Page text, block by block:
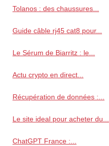
Tolanos : des chaussures...
Guide câble rj45 cat8 pour...
Le Sérum de Biarritz : le...
Actu crypto en direct...
Récupération de données :...
Le site ideal pour acheter du...
ChatGPT France :...